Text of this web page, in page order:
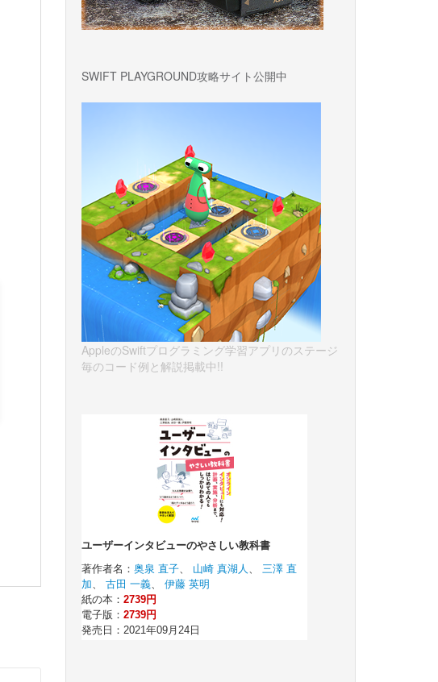
SWIFT PLAYGROUND攻略サイト公開中
AppleのSwiftプログラミング学習アプリのステージ
毎のコード例と解説掲載中!!